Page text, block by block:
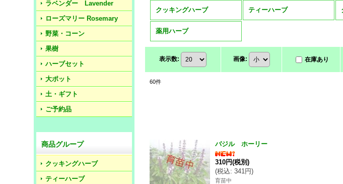
ラベンダー Lavender
ローズマリー Rosemary
野菜・コーン
果樹
ハーブセット
大ポット
土・ギフト
ご予約品
商品グループ
クッキングハーブ
ティーハーブ
クッキングハーブ ティーハーブ
薬用ハーブ
表示数: 画像: 在庫あり
60件
バジル ホーリー
310円(税別)
(税込: 341円)
育苗中